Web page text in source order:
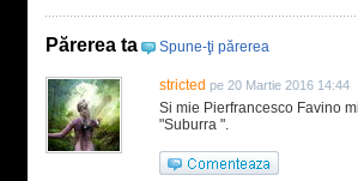
Părerea ta Spune-ţi părerea
stricted pe 20 Martie 2016 14:44
Si mie Pierfrancesco Favino
"Suburra ".